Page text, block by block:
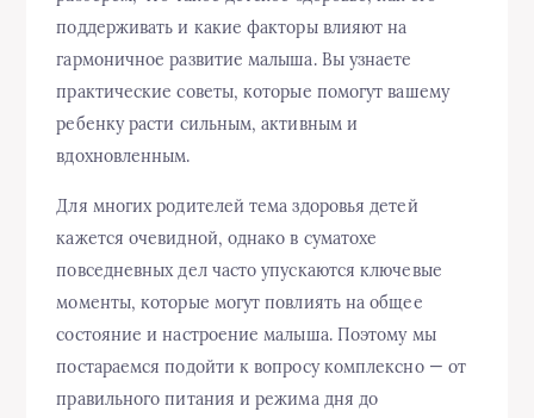
поддерживать и какие факторы влияют на
гармоничное развитие малыша. Вы узнаете
практические советы, которые помогут вашему
ребенку расти сильным, активным и
вдохновленным.
Для многих родителей тема здоровья детей
кажется очевидной, однако в суматохе
повседневных дел часто упускаются ключевые
моменты, которые могут повлиять на общее
состояние и настроение малыша. Поэтому мы
постараемся подойти к вопросу комплексно — от
правильного питания и режима дня до